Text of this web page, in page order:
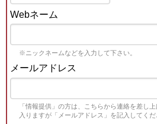
Webネーム
※ニックネームなどを入力して下さい。
メールアドレス
「情報提供」の方は、こちらから連絡を差し
入りますが「メールアドレス」を記入してく